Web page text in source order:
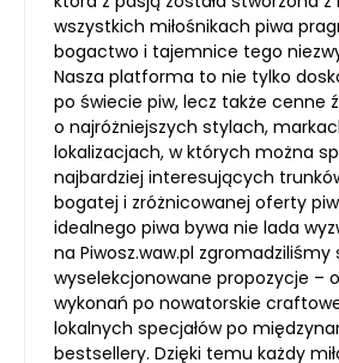
wszystkich miłośnikach piwa
bogactwo i tajemnice tego
Nasza platforma to nie tylko
po świecie piw, lecz także cenne
o najróżniejszych stylach,
lokalizacjach, w których można
najbardziej interesujących
bogatej i zróżnicowanej oferty
idealnego piwa bywa nie lada
na Piwosz.waw.pl zgromadziliśmy
wyselekcjonowane propozycje –
wykonań po nowatorskie
lokalnych specjałów po
bestsellery. Dzięki temu każdy